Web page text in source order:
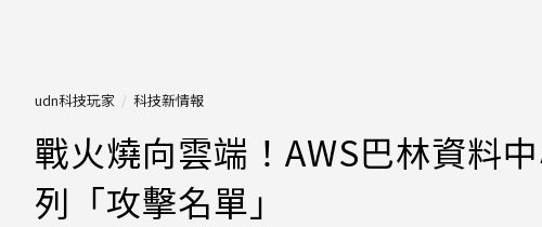
udn科技玩家 科技新情報
戰火燒向雲端！AWS巴林資料
列「攻擊名單」